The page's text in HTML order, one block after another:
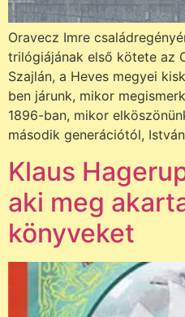
Oravecz Imre
trilógiájának első kötete az
Szajlán, a Heves megyei
ben járunk, mikor
1896-ban, mikor
második generációtól,
Klaus
aki meg
könyveket